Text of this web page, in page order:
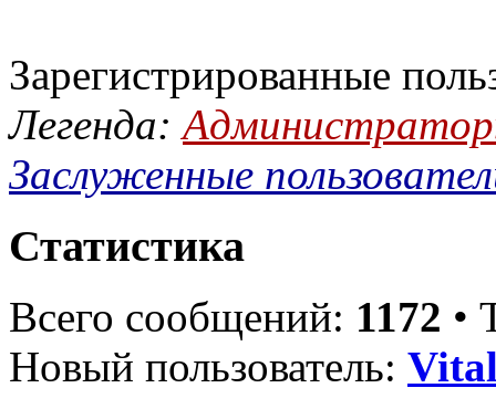
Зарегистрированные
Легенда:
Заслуженные
Статистика
Всего сообщений: 1172 •
Новый пользователь: